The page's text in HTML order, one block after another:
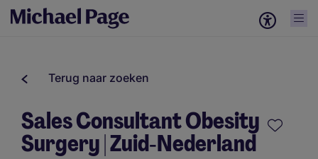
Terug naar zoeken
Sales Consultant Obesity
Surgery | Zuid‑Nederland